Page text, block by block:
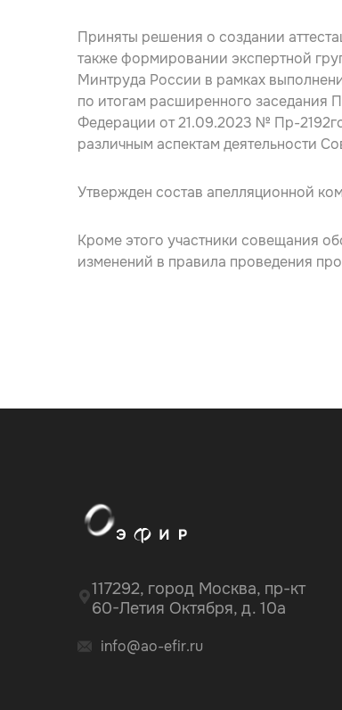
Приняты решения о создании
также формировании экспертной
Минтруда России в рамках
по итогам расширенного заседания
Федерации от 21.09.2023 № Пр-
различным аспектам деятельности
Утвержден состав апелляционной
Кроме этого участники совещания
изменений в правила проведения
117292, город Москва, пр-кт
60-Летия Октября, д. 10а
info@ao-efir.ru